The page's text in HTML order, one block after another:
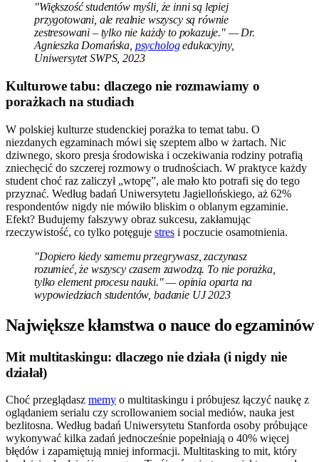
"Większość studentów myśli, że inni są lepiej
przygotowani, ale realnie wszyscy są równie
zestresowani – tylko nie każdy to pokazuje." — Dr.
Agnieszka Domańska, psychologedukacyjny,
Uniwersytet SWPS, 2023
Kulturowe tabu: dlaczego nie rozmawiamy o
porażkach na studiach
W polskiej kulturze studenckiej porażka to temat tabu. O
niezdanych egzaminach mówi się szeptem albo w żartach. Nic
dziwnego, skoro presja środowiska i oczekiwania rodziny potrafią
zniechęcić do szczerej rozmowy o trudnościach. W praktyce każdy
student choć raz zaliczył „wtopę”, ale mało kto potrafi się do tego
przyznać. Według badań Uniwersytetu Jagiellońskiego, aż 62%
respondentów nigdy nie mówiło bliskim o oblanym egzaminie.
Efekt? Budujemy fałszywy obraz sukcesu, zakłamując
rzeczywistość, co tylko potęguje stres i poczucie osamotnienia.
"Dopiero kiedy samemu przegrywasz, zaczynasz
rozumieć, że wszyscy czasem zawodzą. To nie porażka,
tylko element procesu nauki." — opinia oparta na
wypowiedziach studentów, badanie UJ 2023
Największe kłamstwa o nauce do egzaminów
Mit multitaskingu: dlaczego nie działa (i nigdy nie
działał)
Choć przeglądasz memy o multitaskingu i próbujesz łączyć naukę z
oglądaniem serialu czy scrollowaniem social mediów, nauka jest
bezlitosna. Według badań Uniwersytetu Stanforda osoby próbujące
wykonywać kilka zadań jednocześnie popełniają o 40% więcej
błędów i zapamiętują mniej informacji. Multitasking to mit, który